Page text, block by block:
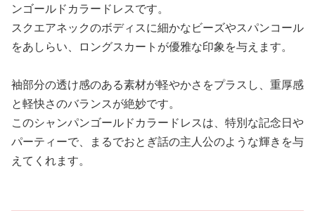
ンゴールドカラードレスです。
スクエアネックのボディスに細かなビーズやスパンコール
をあしらい、ロングスカートが優雅な印象を与えます。
袖部分の透け感のある素材が軽やかさをプラスし、重厚感
と軽快さのバランスが絶妙です。
このシャンパンゴールドカラードレスは、特別な記念日や
パーティーで、まるでおとぎ話の主人公のような輝きを与
えてくれます。